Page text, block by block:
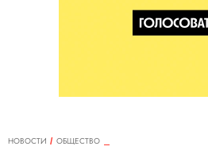
НОВОСТИ
ОБЩЕСТВО